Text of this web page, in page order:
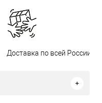
Доставка по всей России